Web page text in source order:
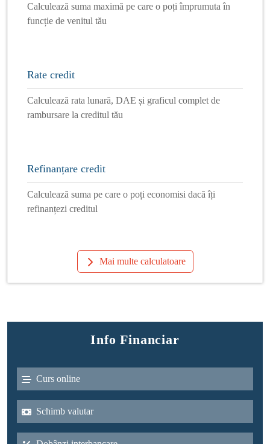
Calculează suma maximă pe care o poți împrumuta în
funcție de venitul tău
Rate credit
Calculează rata lunară, DAE și graficul complet de
rambursare la creditul tău
Refinanțare credit
Calculează suma pe care o poți economisi dacă îți
refinanțezi creditul
Mai multe calculatoare
Info Financiar
Curs online
Schimb valutar